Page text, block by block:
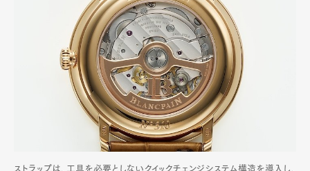
ストラップは、工具を必要としないクイックチェンジシステム構造を導入し、